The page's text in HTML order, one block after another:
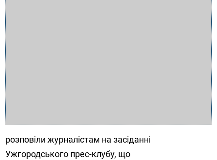
розповіли журналістам на засіданні
Ужгородського прес-клубу, що